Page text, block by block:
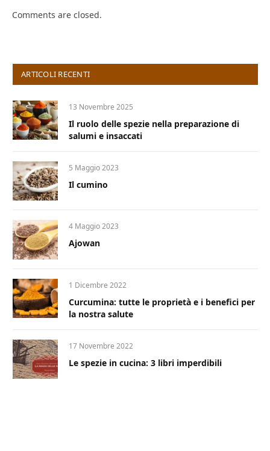
Comments are closed.
ARTICOLI RECENTI
13 Novembre 2025
Il ruolo delle spezie nella preparazione di
salumi e insaccati
5 Maggio 2023
Il cumino
4 Maggio 2023
Ajowan
1 Dicembre 2022
Curcumina: tutte le proprietà e i benefici per
la nostra salute
17 Novembre 2022
Le spezie in cucina: 3 libri imperdibili